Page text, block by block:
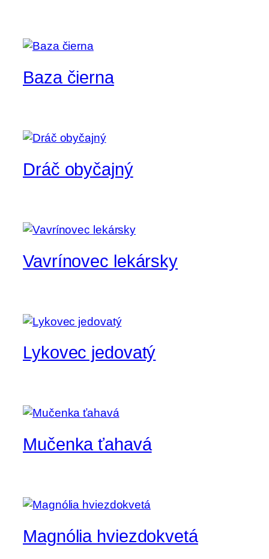
Baza čierna
Dráč obyčajný
Vavrínovec lekársky
Lykovec jedovatý
Mučenka ťahavá
Magnólia hviezdokvetá